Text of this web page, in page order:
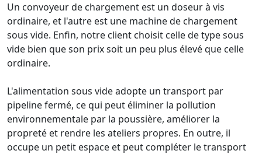
Un convoyeur de chargement est un doseur à vis
ordinaire, et l'autre est une machine de chargement
sous vide. Enfin, notre client choisit celle de type sous
vide bien que son prix soit un peu plus élevé que celle
ordinaire.
L'alimentation sous vide adopte un transport par
pipeline fermé, ce qui peut éliminer la pollution
environnementale par la poussière, améliorer la
propreté et rendre les ateliers propres. En outre, il
occupe un petit espace et peut compléter le transport